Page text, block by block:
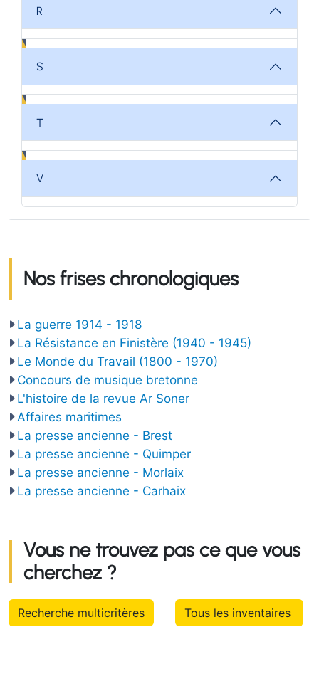
R
S
T
V
Nos frises chronologiques
La guerre 1914 - 1918
La Résistance en Finistère (1940 - 1945)
Le Monde du Travail (1800 - 1970)
Concours de musique bretonne
L'histoire de la revue Ar Soner
Affaires maritimes
La presse ancienne - Brest
La presse ancienne - Quimper
La presse ancienne - Morlaix
La presse ancienne - Carhaix
Vous ne trouvez pas ce que vous
cherchez ?
Recherche multicritères Tous les inventaires